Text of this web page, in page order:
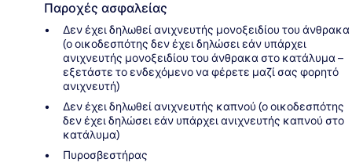
Παροχές ασφαλείας
Δεν έχει δηλωθεί ανιχνευτής μονοξειδίου του άνθρακα
(ο οικοδεσπότης δεν έχει δηλώσει εάν υπάρχει
ανιχνευτής μονοξειδίου του άνθρακα στο κατάλυμα –
εξετάστε το ενδεχόμενο να φέρετε μαζί σας φορητό
ανιχνευτή)
Δεν έχει δηλωθεί ανιχνευτής καπνού (ο οικοδεσπότης
δεν έχει δηλώσει εάν υπάρχει ανιχνευτής καπνού στο
κατάλυμα)
Πυροσβεστήρας